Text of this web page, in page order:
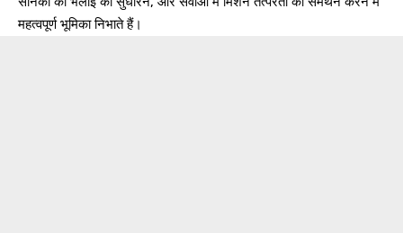
महत्वपूर्ण भूमिका निभाते हैं।